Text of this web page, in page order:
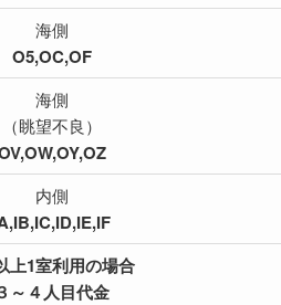
海側
O5,OC,OF
海側
（眺望不良）
内側
上1室利用の場合
～４人目代金